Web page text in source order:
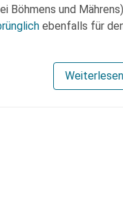
Böhmens und
ebenfalls für
Weiterlesen